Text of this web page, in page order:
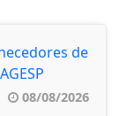
08/08/2026